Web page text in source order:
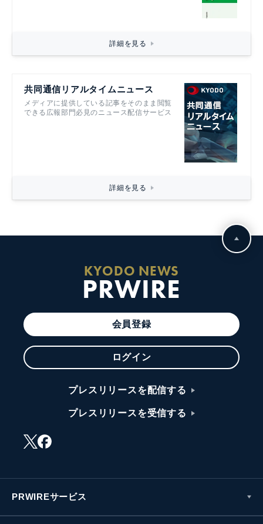
詳細を見る
共同通信リアルタイムニュース
メディアに提供している記事をそのまま閲覧
できる広報部門必見のニュース配信サービス
詳細を見る
KYODO NEWS
PRWIRE
会員登録
ログイン
プレスリリースを配信する
プレスリリースを受信する
PRWIREサービス